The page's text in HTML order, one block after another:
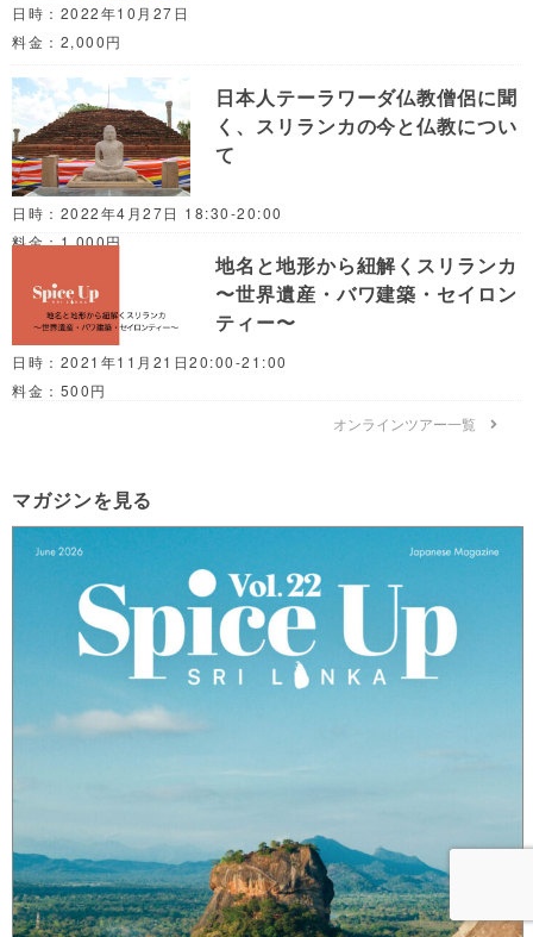
日時：2022年10月27日
料金：2,000円
日本人テーラワーダ仏教僧侶に聞
く、スリランカの今と仏教につい
て
日時：2022年4月27日 18:30-20:00
料金：1,000円
地名と地形から紐解くスリランカ
〜世界遺産・バワ建築・セイロン
ティー〜
日時：2021年11月21日20:00-21:00
料金：500円
オンラインツアー一覧
マガジンを見る